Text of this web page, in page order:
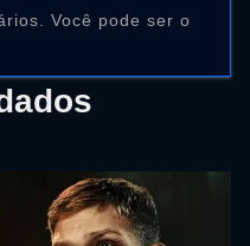
Você pode ser o